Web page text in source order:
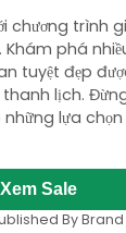
chương trình
phá
tuyệt đẹp
lịch.
những lựa
Xem Sale
By Brand